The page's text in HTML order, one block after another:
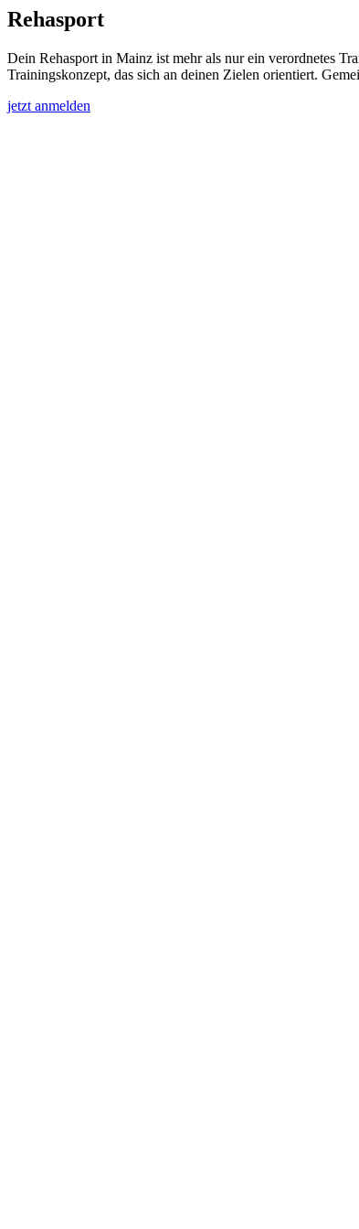
Rehasport
Dein Rehasport in Mainz ist mehr als nur ein verordnetes
Trainingskonzept, das sich an deinen Zielen orientiert.
jetzt anmelden